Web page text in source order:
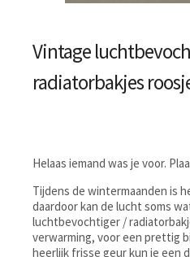
Vintage
radiatorbakjes
Helaas iemand was je voor.
Tijdens de wintermaanden is
daardoor kan de lucht soms
luchtbevochtiger /
verwarming, voor een prettig
heerlijk frisse geur kun je een